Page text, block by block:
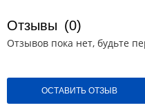
Отзывы (0)
Отзывов пока нет, будьте
ОСТАВИТЬ ОТЗЫВ